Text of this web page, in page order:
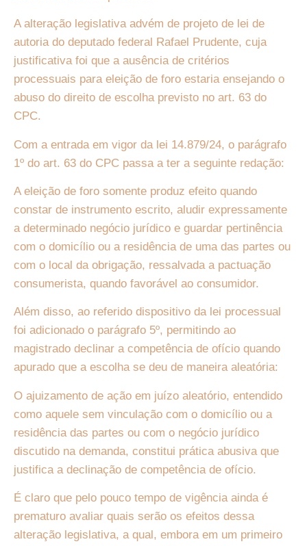
A alteração legislativa advém de projeto de lei de
autoria do deputado federal Rafael Prudente, cuja
justificativa foi que a ausência de critérios
processuais para eleição de foro estaria ensejando o
abuso do direito de escolha previsto no art. 63 do
CPC.
Com a entrada em vigor da lei 14.879/24, o parágrafo
1º do art. 63 do CPC passa a ter a seguinte redação:
A eleição de foro somente produz efeito quando
constar de instrumento escrito, aludir expressamente
a determinado negócio jurídico e guardar pertinência
com o domicílio ou a residência de uma das partes ou
com o local da obrigação, ressalvada a pactuação
consumerista, quando favorável ao consumidor.
Além disso, ao referido dispositivo da lei processual
foi adicionado o parágrafo 5º, permitindo ao
magistrado declinar a competência de ofício quando
apurado que a escolha se deu de maneira aleatória:
O ajuizamento de ação em juízo aleatório, entendido
como aquele sem vinculação com o domicílio ou a
residência das partes ou com o negócio jurídico
discutido na demanda, constitui prática abusiva que
justifica a declinação de competência de ofício.
É claro que pelo pouco tempo de vigência ainda é
prematuro avaliar quais serão os efeitos dessa
alteração legislativa, a qual, embora em um primeiro